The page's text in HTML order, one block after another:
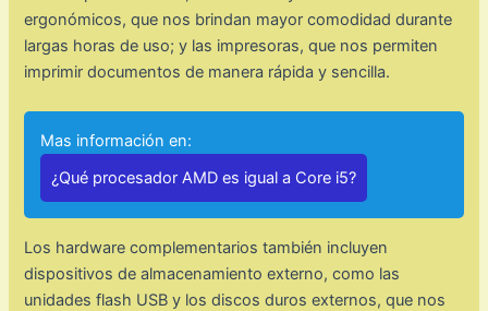
ergonómicos, que nos brindan mayor comodidad durante
largas horas de uso; y las impresoras, que nos permiten
imprimir documentos de manera rápida y sencilla.
Mas información en:
¿Qué procesador AMD es igual a Core i5?
Los hardware complementarios también incluyen
dispositivos de almacenamiento externo, como las
unidades flash USB y los discos duros externos, que nos